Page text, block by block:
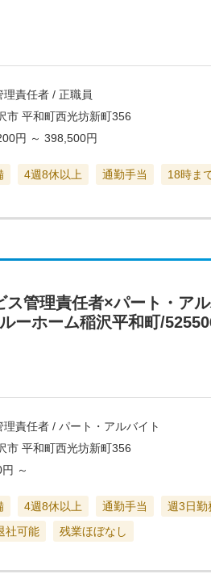
理責任者 / 正職員
市 平和町西光坊新町356
円 ～398,500円
4週8休以上 通勤手当 18時ま
ス管理責任者×パート・ア
ーホーム稲沢平和町/
理責任者 / パート・アルバイト
市 平和町西光坊新町356
～
4週8休以上 通勤手当 週3日勤
社可能
残業ほぼなし